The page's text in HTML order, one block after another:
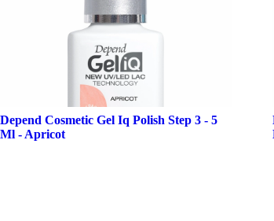
Depend Cosmetic Gel Iq Polish Step 3 - 5
Ml - Apricot